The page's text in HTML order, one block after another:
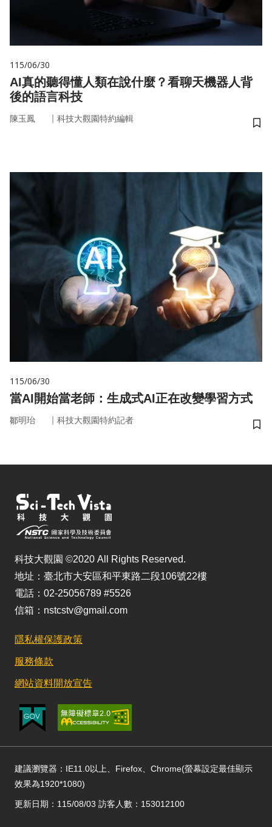
115/06/30
AI真的聽得懂人類在說什麼？看聊天機器人背
後的語言科技
陳玉鳳 ｜ 科技大觀園特約編輯
儲
115/06/30
當AI開始當老師：生成式AI正在改變學習方式
鄒明珆 ｜ 科技大觀園特約記者
儲
科技大觀園 ©2020 All Rights Reserved.
地址：臺北市大安區和平東路二段106號22樓
電話：02-25056789 #5526
信箱：nstcstv@gmail.com
隱私權保護政策
服務條款
網站資料開放宣告
建議瀏覽器：IE11.0以上、Firefox、Chrome(螢幕設定最佳顯示
效果為1920*1080)
更新日期：115/08/03 訪客人數：153012100